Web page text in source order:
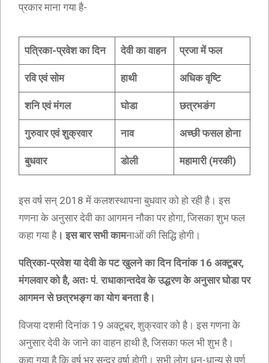
प्रकार माना गया है-
पत्रिका-प्रवेश का दिन देवी का वाहन प्रजा में फल
रवि एवं सोम हाथी अधिक वृष्टि
शनि एवं मंगल घोडा छत्रभङंग
गुरुवार एवं शुक्रवार नाव अच्छी फसल होना
बुधवार डोली महामारी (मरकी)
इस वर्ष सन् 2018 में कलशस्थापना बुधवार को हो रही है। इस
गणना के अनुसार देवी का आगमन नौका पर होगा, जिसका शुभ फल
कहा गया है। इस बार सभी कामनाओं की सिद्धि होगी।
पत्रिका-प्रवेश या देवी के पट खुलने का दिन दिनांक 16 अक्टूबर,
मंगलवार को है, अतः पं. राधाकान्तदेव के उद्धरण के अनुसार घोडा पर
आगमन से छत्रभङ्ग का योग बनता है।
विजया दशमी दिनांक 19 अक्टूबर, शुक्रवार को है। इस गणना के
अनुसार देवी के जाने का वाहन हाथी है, जिसका फल भी शुभ है।
कहा गया है कि वर्ष भर सुन्दर वर्षा होगी। सभी लोग धन-धान्य से पूर्ण